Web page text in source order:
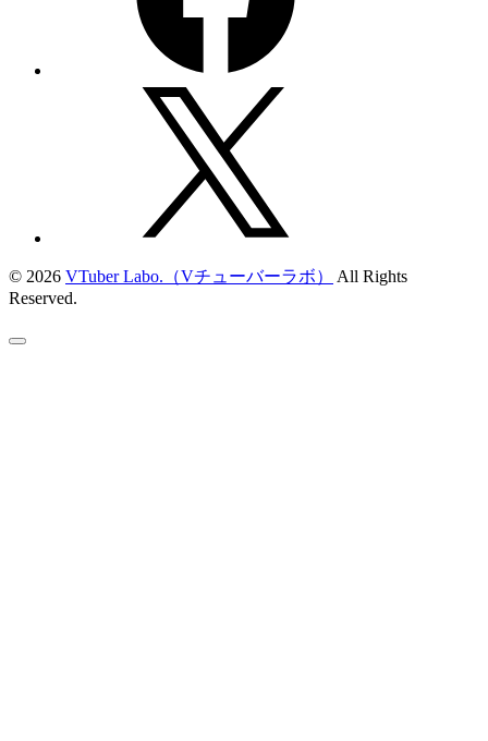
© 2026 VTuber Labo.（Vチューバーラボ）
All Rights
Reserved.